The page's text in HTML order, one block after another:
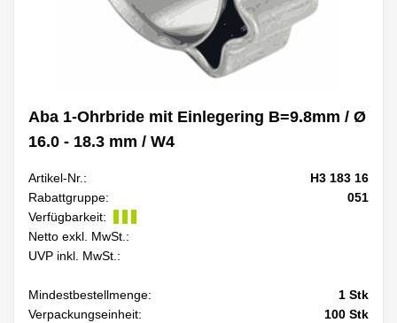
Aba 1-Ohrbride mit Einlegering B=9.8mm / Ø
16.0 - 18.3 mm / W4
Artikel-Nr.:
H3 183 16
Rabattgruppe:
051
Verfügbarkeit:
Netto exkl. MwSt.:
UVP inkl. MwSt.:
Mindestbestellmenge: 1 Stk
Verpackungseinheit:
100 Stk